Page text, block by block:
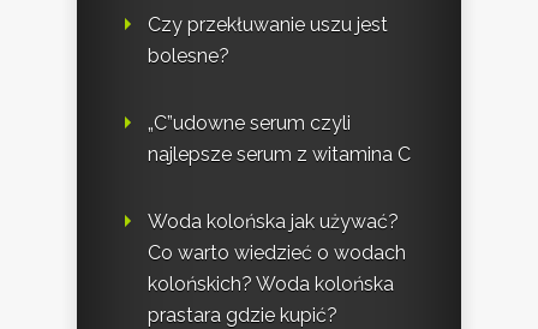
Czy przekłuwanie uszu jest
bolesne?
„C”udowne serum czyli
najlepsze serum z witamina C
Woda kolońska jak używać?
Co warto wiedzieć o wodach
kolońskich? Woda kolońska
prastara gdzie kupić?